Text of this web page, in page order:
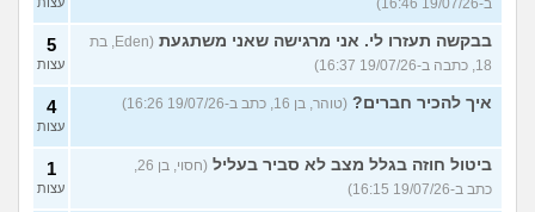
ב-19/07/26 16:46)
בבקשה תעזרו לי. אני מרגישה שאני משתגעת
(Eden, בת
18, כתבה ב-19/07/26 16:37)
5
עצות
איך להכיר חברים? (טוהר, בן 16, כתב ב-19/07/26 16:26) 4
עצות
ביטול חוזה בגלל מצב לא סביר בעליל
(חסוי, בן 26,
כתב ב-19/07/26 16:15)
1
עצות